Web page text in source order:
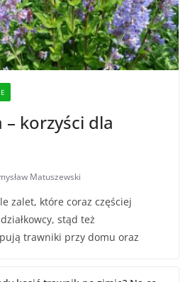
korzyści dla
Matuszewski
zalet, które coraz częściej
stąd też
trawniki przy domu oraz